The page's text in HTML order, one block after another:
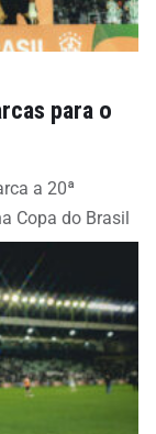
para o
a 20ª
Copa do Brasil